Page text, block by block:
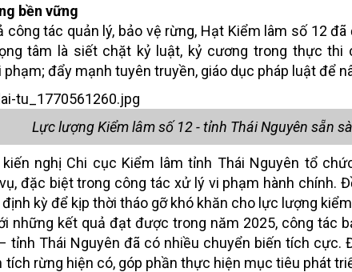
bền vững
công tác quản lý, bảo vệ rừng, Hạt Kiểm lâm số 12
tâm là siết chặt kỷ luật, kỷ cương trong thực thi
đẩy mạnh tuyên truyền, giáo dục pháp luật để
Lực lượng Kiểm lâm số 12 - tỉnh Thái Nguyên sẵn
nghị Chi cục Kiểm lâm tỉnh Thái Nguyên tổ
đặc biệt trong công tác xử lý vi phạm hành chính.
kỳ để kịp thời tháo gỡ khó khăn cho lực lượng
những kết quả đạt được trong năm 2025, công tác
tỉnh Thái Nguyên đã có nhiều chuyển biến tích cực.
rừng hiện có, góp phần thực hiện mục tiêu phát